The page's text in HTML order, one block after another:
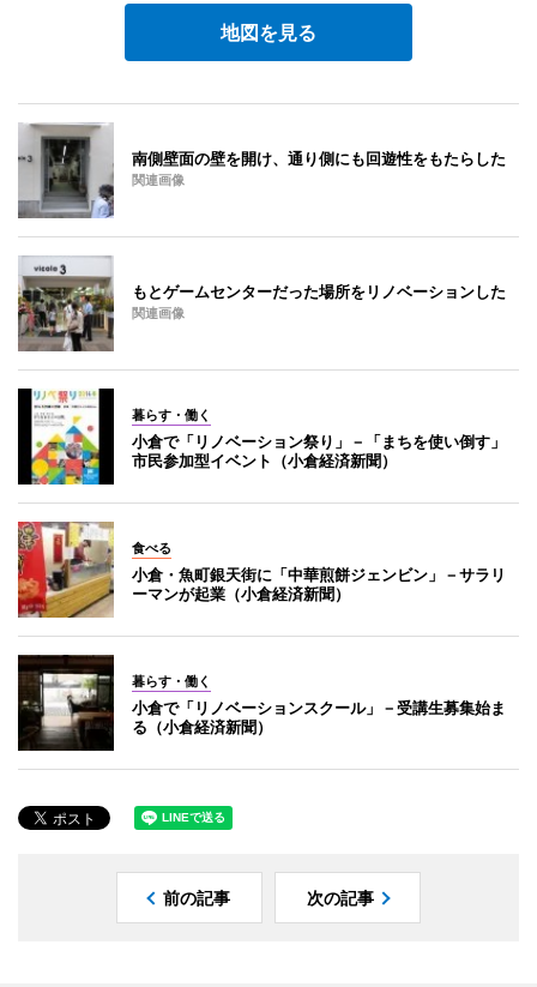
地図を見る
南側壁面の壁を開け、通り側にも回遊性をもたらした
関連画像
もとゲームセンターだった場所をリノベーションした
関連画像
暮らす・働く
小倉で「リノベーション祭り」－「まちを使い倒す」
市民参加型イベント（小倉経済新聞）
食べる
小倉・魚町銀天街に「中華煎餅ジェンビン」－サラリ
ーマンが起業（小倉経済新聞）
暮らす・働く
小倉で「リノベーションスクール」－受講生募集始ま
る（小倉経済新聞）
前の記事 次の記事